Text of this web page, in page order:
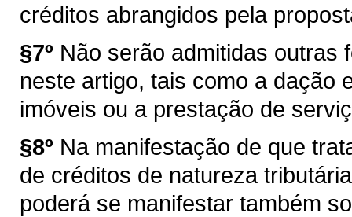
créditos abrangidos pela
§7º Não serão admitidas outras
neste artigo, tais como a dação
imóveis ou a prestação de
§8º Na manifestação de que
de créditos de natureza
poderá se manifestar também